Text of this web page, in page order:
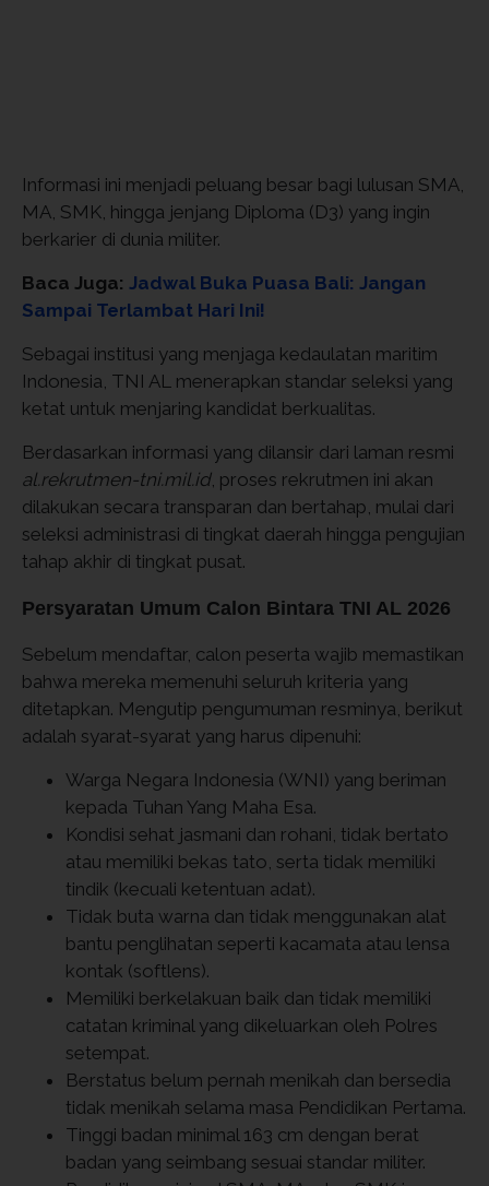
Informasi ini menjadi peluang besar bagi lulusan SMA,
MA, SMK, hingga jenjang Diploma (D3) yang ingin
berkarier di dunia militer.
Baca Juga: Jadwal Buka Puasa Bali: Jangan
Sampai Terlambat Hari Ini!
Sebagai institusi yang menjaga kedaulatan maritim
Indonesia, TNI AL menerapkan standar seleksi yang
ketat untuk menjaring kandidat berkualitas.
Berdasarkan informasi yang dilansir dari laman resmi
al.rekrutmen-tni.mil.id, proses rekrutmen ini akan
dilakukan secara transparan dan bertahap, mulai dari
seleksi administrasi di tingkat daerah hingga pengujian
tahap akhir di tingkat pusat.
Persyaratan Umum Calon Bintara TNI AL 2026
Sebelum mendaftar, calon peserta wajib memastikan
bahwa mereka memenuhi seluruh kriteria yang
ditetapkan. Mengutip pengumuman resminya, berikut
adalah syarat-syarat yang harus dipenuhi:
Warga Negara Indonesia (WNI) yang beriman
kepada Tuhan Yang Maha Esa.
Kondisi sehat jasmani dan rohani, tidak bertato
atau memiliki bekas tato, serta tidak memiliki
tindik (kecuali ketentuan adat).
Tidak buta warna dan tidak menggunakan alat
bantu penglihatan seperti kacamata atau lensa
kontak (softlens).
Memiliki berkelakuan baik dan tidak memiliki
catatan kriminal yang dikeluarkan oleh Polres
setempat.
Berstatus belum pernah menikah dan bersedia
tidak menikah selama masa Pendidikan Pertama.
Tinggi badan minimal 163 cm dengan berat
badan yang seimbang sesuai standar militer.